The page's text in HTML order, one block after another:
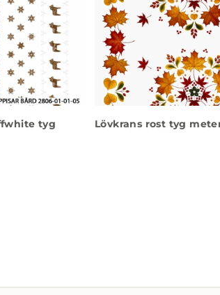
tyg
Lövkrans rost tyg